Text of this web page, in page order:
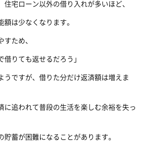
住宅ローン以外の借り入れが多いほど、
額は少なくなります。
すため、
借りても返せるだろう」
うですが、借りた分だけ返済額は増えま
に追われて普段の生活を楽しむ余裕を失っ
貯蓄が困難になることがあります。